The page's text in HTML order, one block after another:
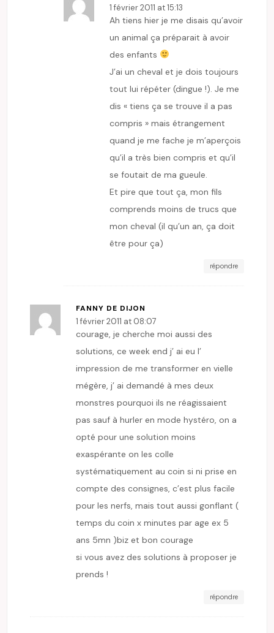
1 février 2011 at 15:13
Ah tiens hier je me disais qu’avoir
un animal ça préparait à avoir
des enfants
J’ai un cheval et je dois toujours
tout lui répéter (dingue !). Je me
dis « tiens ça se trouve il a pas
compris » mais étrangement
quand je me fache je m’aperçois
qu’il a très bien compris et qu’il
se foutait de ma gueule.
Et pire que tout ça, mon fils
comprends moins de trucs que
mon cheval (il qu’un an, ça doit
être pour ça)
répondre
FANNY DE DIJON
1 février 2011 at 08:07
courage, je cherche moi aussi des
solutions, ce week end j’ ai eu l’
impression de me transformer en vielle
mégère, j’ ai demandé à mes deux
monstres pourquoi ils ne réagissaient
pas sauf à hurler en mode hystéro, on a
opté pour une solution moins
exaspérante on les colle
systématiquement au coin si ni prise en
compte des consignes, c’est plus facile
pour les nerfs, mais tout aussi gonflant (
temps du coin x minutes par age ex 5
ans 5mn )biz et bon courage
si vous avez des solutions à proposer je
prends !
répondre